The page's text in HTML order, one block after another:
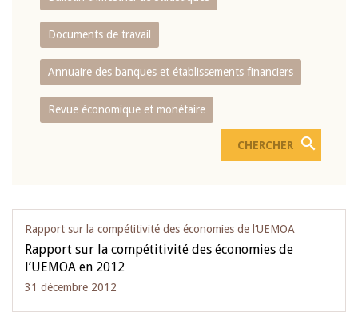
Documents de travail
Annuaire des banques et établissements financiers
Revue économique et monétaire
Rapport sur la compétitivité des économies de l‘UEMOA
Rapport sur la compétitivité des économies de
l’UEMOA en 2012
31 décembre 2012